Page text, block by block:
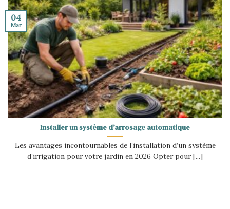
Installer un système d’arrosage automatique
Les avantages incontournables de l’installation d’un système
d’irrigation pour votre jardin en 2026 Opter pour [...]
04
Mar